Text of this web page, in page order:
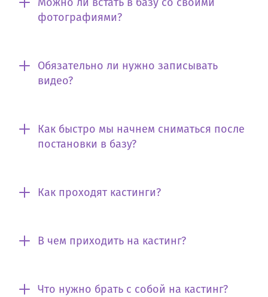
фотографиями?
Обязательно ли нужно записывать
видео?
Как быстро мы начнем сниматься после
постановки в базу?
Как проходят кастинги?
В чем приходить на кастинг?
Что нужно брать с собой на кастинг?